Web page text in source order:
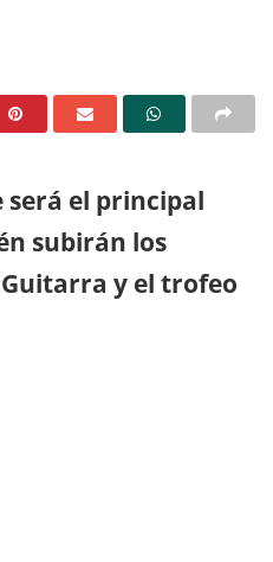
será el principal
subirán los
y el trofeo